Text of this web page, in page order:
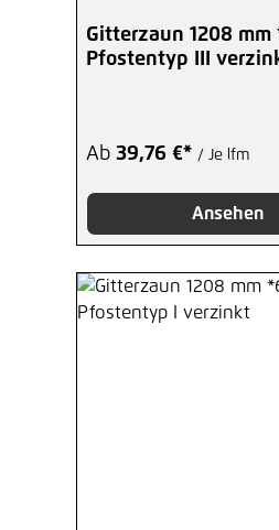
Gitterzaun 1208 mm
Pfostentyp III
Ab 39,76 €* / Je lfm
Ansehen